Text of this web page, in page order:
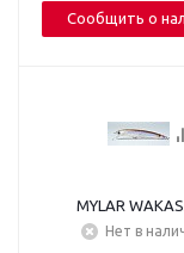
Сообщить о
MYLAR
Нет в